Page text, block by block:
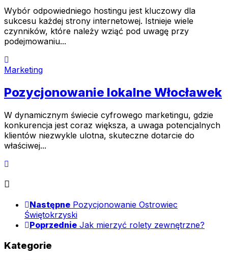
Wybór odpowiedniego hostingu jest kluczowy dla
sukcesu każdej strony internetowej. Istnieje wiele
czynników, które należy wziąć pod uwagę przy
podejmowaniu...
Marketing
Pozycjonowanie lokalne Włocławek
W dynamicznym świecie cyfrowego marketingu, gdzie
konkurencja jest coraz większa, a uwaga potencjalnych
klientów niezwykle ulotna, skuteczne dotarcie do
właściwej...
Następne Pozycjonowanie Ostrowiec
Świętokrzyski
Poprzednie Jak mierzyć rolety zewnętrzne?
Kategorie